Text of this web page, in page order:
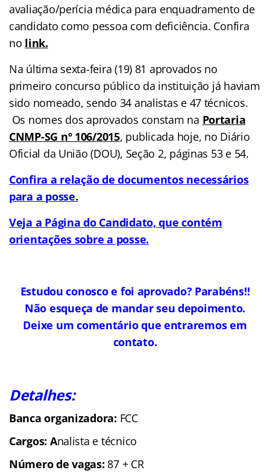
avaliação/perícia médica para enquadramento de
candidato como pessoa com deficiência. Confira
no link.
Na última sexta-feira (19) 81 aprovados no
primeiro concurso público da instituição já haviam
sido nomeado, sendo 34 analistas e 47 técnicos.
Os nomes dos aprovados constam na Portaria
CNMP-SG nº 106/2015, publicada hoje, no Diário
Oficial da União (DOU), Seção 2, páginas 53 e 54.
Confira a relação de documentos necessários
para a posse.
Veja a Página do Candidato, que contém
orientações sobre a posse.
Estudou conosco e foi aprovado? Parabéns!!
Não esqueça de mandar seu depoimento.
Deixe um comentário que entraremos em
contato.
Detalhes:
Banca organizadora: FCC
Cargos: Analista e técnico
Número de vagas: 87 + CR